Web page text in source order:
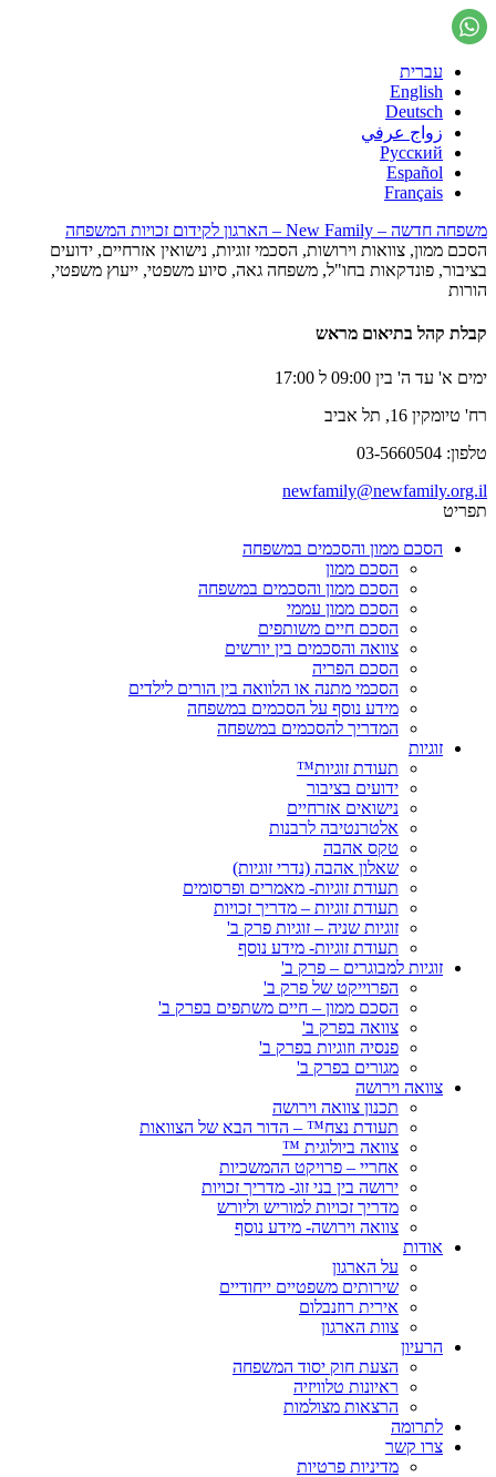
עברית
English
Deutsch
زواج عرفي
Русский
Español
Français
משפחה חדשה – New Family – הארגון לקידום זכויות המשפחה
הסכם ממון, צוואות וירושות, הסכמי זוגיות, נישואין אזרחיים, ידועים
בציבור, פונדקאות בחו"ל, משפחה גאה, סיוע משפטי, ייעוץ משפטי,
הורות
קבלת קהל בתיאום מראש
ימים א' עד ה' בין 09:00 ל 17:00
רח' טיומקין 16, תל אביב
טלפון: 03-5660504
newfamily@newfamily.org.il
תפריט
הסכם ממון והסכמים במשפחה
הסכם ממון
הסכם ממון והסכמים במשפחה
הסכם ממון עממי
הסכם חיים משותפים
צוואה והסכמים בין יורשים
הסכם הפריה
הסכמי מתנה או הלוואה בין הורים לילדים
מידע נוסף על הסכמים במשפחה
המדריך להסכמים במשפחה
זוגיות
תעודת זוגיות™
ידועים בציבור
נישואים אזרחיים
אלטרנטיבה לרבנות
טקס אהבה
שאלון אהבה (נדרי זוגיות)
תעודת זוגיות- מאמרים ופרסומים
תעודת זוגיות – מדריך זכויות
זוגיות שניה – זוגיות פרק ב'
תעודת זוגיות- מידע נוסף
זוגיות למבוגרים – פרק ב'
הפרוייקט של פרק ב'
הסכם ממון – חיים משתפים בפרק ב'
צוואה בפרק ב'
פנסיה וזוגיות בפרק ב'
מגורים בפרק ב'
צוואה וירושה
תכנון צוואה וירושה
תעודת נצח™ – הדור הבא של הצוואות
צוואה ביולוגית ™
אחריי – פרויקט ההמשכיות
ירושה בין בני זוג- מדריך זכויות
מדריך זכויות למוריש וליורש
צוואה וירושה- מידע נוסף
אודות
על הארגון
שירותים משפטיים ייחודיים
אירית רוזנבלום
צוות הארגון
הרעיון
הצעת חוק יסוד המשפחה
ראיונות טלוויזיה
הרצאות מצולמות
לתרומה
צרו קשר
מדיניות פרטיות